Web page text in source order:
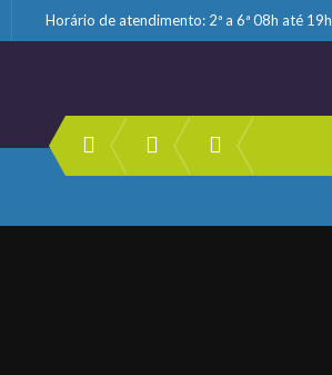
Horário de atendimento: 2ª a 6ª 08h até 19h